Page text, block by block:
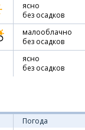
ясно
без осадков
малооблачно
без осадков
ясно
без осадков
Погода